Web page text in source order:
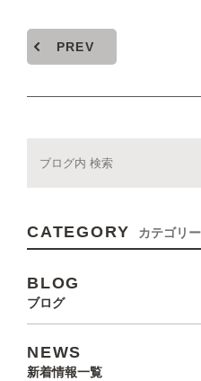
PREV
CATEGORY カテゴリー
BLOG
ブログ
NEWS
新着情報一覧